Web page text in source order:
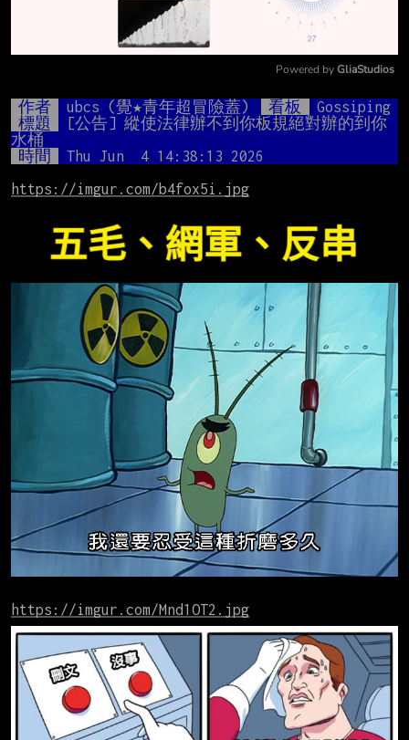
Mute
Powered by GliaStudios
作者 ubcs (覺★青年超冒險蓋) 看板
Gossiping
標題
[公告] 縱使法律辦不到你板規絕對辦的到你
水桶
時間
Thu Jun  4 14:38:13 2026
https://imgur.com/b4fox5i.jpg
https://imgur.com/Mnd1OT2.jpg